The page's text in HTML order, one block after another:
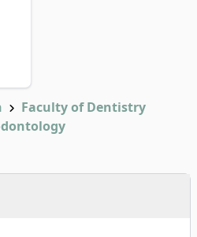
Faculty of Dentistry